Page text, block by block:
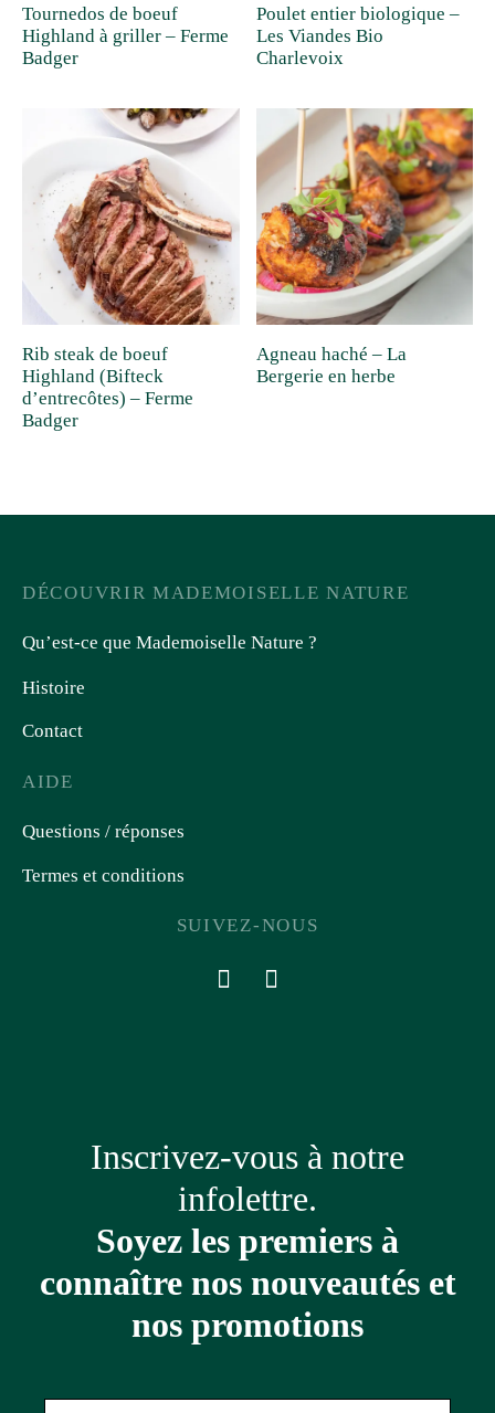
Tournedos de boeuf
Highland à griller – Ferme
Badger
Poulet entier biologique –
Les Viandes Bio
Charlevoix
Rib steak de boeuf
Highland (Bifteck
d’entrecôtes) – Ferme
Badger
Agneau haché – La
Bergerie en herbe
DÉCOUVRIR MADEMOISELLE NATURE
Qu’est-ce que Mademoiselle Nature ?
Histoire
Contact
AIDE
Questions / réponses
Termes et conditions
SUIVEZ-NOUS
Inscrivez-vous à notre
infolettre.
Soyez les premiers à
connaître nos nouveautés et
nos promotions